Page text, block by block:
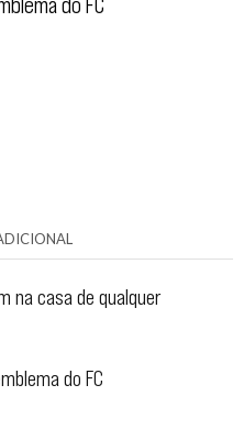
na casa de qualquer
do FC